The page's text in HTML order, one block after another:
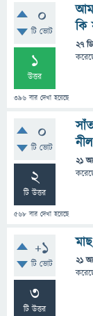
0
টি ভোট
1
উত্তর
396 বার দেখা হয়েছে
কি
27
0
টি ভোট
2
টি উত্তর
568 বার দেখা হয়েছে
21
+1
টি ভোট
3
টি উত্তর
21